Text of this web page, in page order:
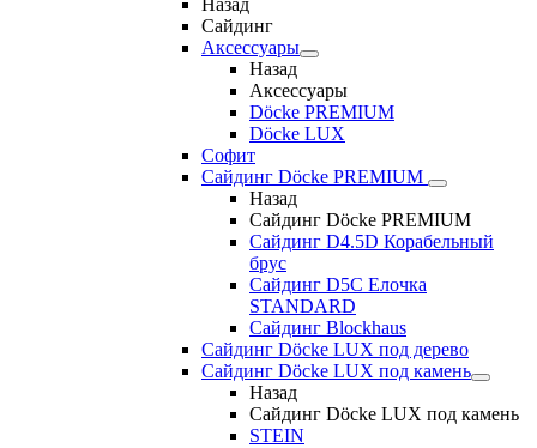
Назад
Сайдинг
Аксессуары
Назад
Аксессуары
Döcke PREMIUM
Döcke LUX
Софит
Сайдинг Döcke PREMIUM
Назад
Сайдинг Döcke PREMIUM
Сайдинг D4.5D Корабельный
брус
Сайдинг D5С Елочка
STANDARD
Сайдинг Blockhaus
Сайдинг Döcke LUX под дерево
Сайдинг Döcke LUX под камень
Назад
Сайдинг Döcke LUX под камень
STEIN